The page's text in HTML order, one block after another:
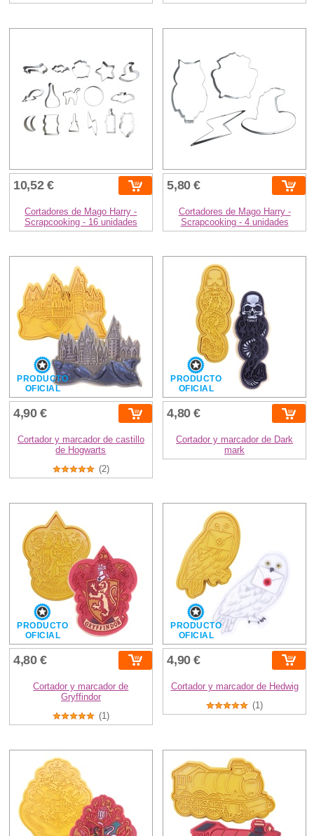
10,52 €
Cortadores de Mago Harry -
Scrapcooking - 16 unidades
5,80 €
Cortadores de Mago Harry -
Scrapcooking - 4 unidades
PRODUCTO
OFICIAL
4,90 €
Cortador y marcador de castillo
de Hogwarts
(2)
PRODUCTO
OFICIAL
4,80 €
Cortador y marcador de Dark
mark
PRODUCTO
OFICIAL
4,80 €
Cortador y marcador de
Gryffindor
(1)
PRODUCTO
OFICIAL
4,90 €
Cortador y marcador de Hedwig
(1)